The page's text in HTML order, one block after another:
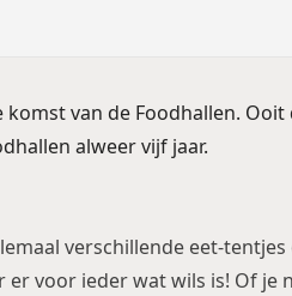
van de Foodhallen. Ooit
alweer vijf jaar.
verschillende eet-tentjes
voor ieder wat wils is! Of je